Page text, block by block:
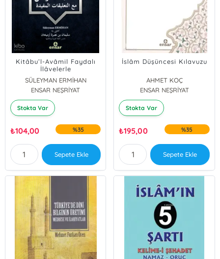
Kitâbu’l-Avâmil Faydalı
İlâvelerle
SÜLEYMAN ERMİHAN
ENSAR NEŞRİYAT
Stokta Var
₺104,00 %35
Sepete Ekle
İslâm Düşüncesi Kılavuzu
AHMET KOÇ
ENSAR NEŞRİYAT
Stokta Var
₺195,00 %35
Sepete Ekle